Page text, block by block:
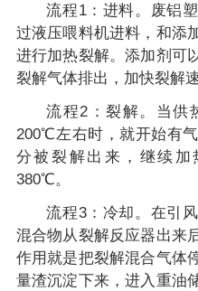
流程1：进料。废铝
过液压喂料机进料，和添
进行加热裂解。添加剂可
裂解气体排出，加快裂解
流程2：裂解。当供
200℃左右时，就开始有
分被裂解出来，继续加
380℃。
流程3：冷却。在引
混合物从裂解反应器出来
作用就是把裂解混合气体
量渣沉淀下来，进入重油